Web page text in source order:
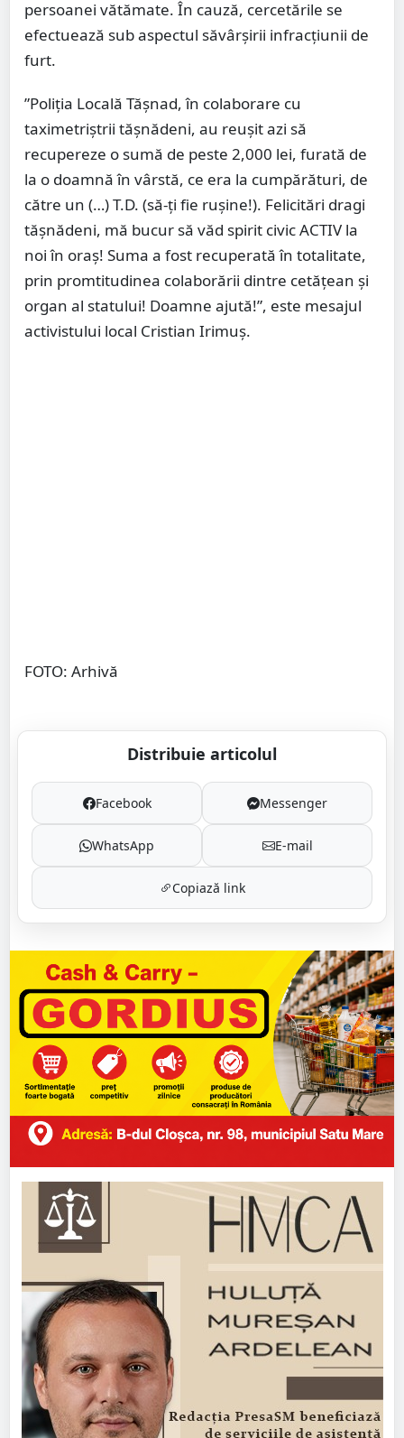
persoanei vătămate. În cauză, cercetările se
efectuează sub aspectul săvârșirii infracțiunii de
furt.
”Poliția Locală Tășnad, în colaborare cu
taximetriștrii tășnădeni, au reușit azi să
recupereze o sumă de peste 2,000 lei, furată de
la o doamnă în vârstă, ce era la cumpărături, de
către un (…) T.D. (să-ți fie rușine!). Felicitări dragi
tășnădeni, mă bucur să văd spirit civic ACTIV la
noi în oraș! Suma a fost recuperată în totalitate,
prin promtitudinea colaborării dintre cetățean și
organ al statului! Doamne ajută!”, este mesajul
activistului local Cristian Irimuș.
FOTO: Arhivă
Distribuie articolul
Facebook Messenger
WhatsApp E-mail
Copiază link